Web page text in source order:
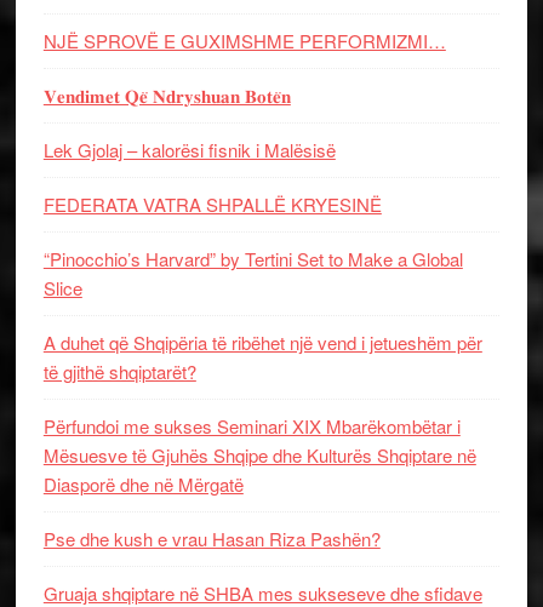
NJË SPROVË E GUXIMSHME PERFORMIZMI…
𝐕𝐞𝐧𝐝𝐢𝐦𝐞𝐭 𝐐𝐞̈ 𝐍𝐝𝐫𝐲𝐬𝐡𝐮𝐚𝐧 𝐁𝐨𝐭𝐞̈𝐧
Lek Gjolaj – kalorësi fisnik i Malësisë
FEDERATA VATRA SHPALLË KRYESINË
“Pinocchio’s Harvard” by Tertini Set to Make a Global
Slice
A duhet që Shqipëria të ribëhet një vend i jetueshëm për
të gjithë shqiptarët?
Përfundoi me sukses Seminari XIX Mbarëkombëtar i
Mësuesve të Gjuhës Shqipe dhe Kulturës Shqiptare në
Diasporë dhe në Mërgatë
Pse dhe kush e vrau Hasan Riza Pashën?
Gruaja shqiptare në SHBA mes sukseseve dhe sfidave